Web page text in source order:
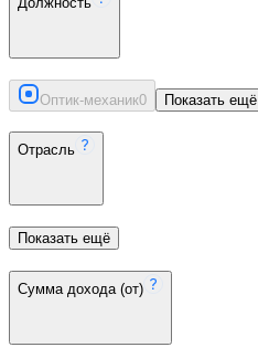
Оптик-механик0 Показать ещё
Отрасль
Показать ещё
Сумма дохода (от)